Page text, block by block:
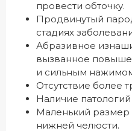
провести обточку.
Продвинутый
стадиях
Абразивное
вызванное
и сильным
Отсутствие более
Наличие
Маленький размер
нижней челюсти.